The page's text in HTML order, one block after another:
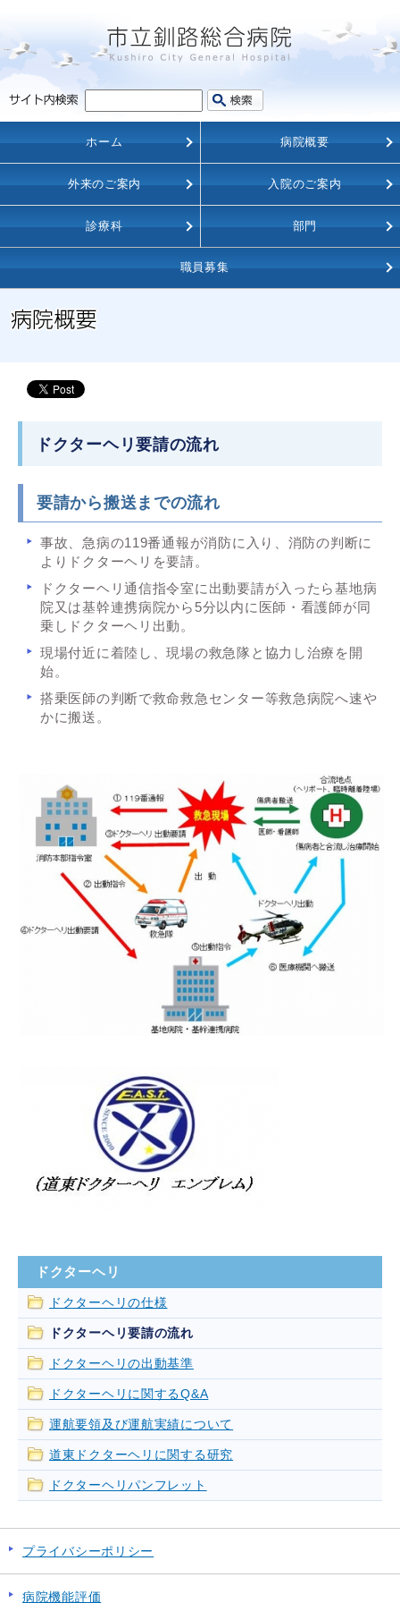
ホーム 病院概要
外来のご案内 入院のご案内
診療科 部門
職員募集
ドクターヘリ要請の流れ
要請から搬送までの流れ
事故、急病の119番通報が消防に入り、消防の判断に
よりドクターヘリを要請。
ドクターヘリ通信指令室に出動要請が入ったら基地病
院又は基幹連携病院から5分以内に医師・看護師が同
乗しドクターヘリ出動。
現場付近に着陸し、現場の救急隊と協力し治療を開
始。
搭乗医師の判断で救命救急センター等救急病院へ速や
かに搬送。
ドクターヘリ
ドクターヘリの仕様
ドクターヘリ要請の流れ
ドクターヘリの出動基準
ドクターヘリに関するQ&A
運航要領及び運航実績について
道東ドクターヘリに関する研究
ドクターヘリパンフレット
プライバシーポリシー
病院機能評価